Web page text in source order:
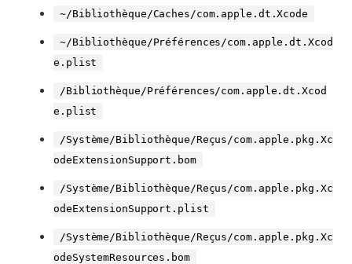
~/Bibliothèque/Caches/com.apple.dt.Xcode
~/Bibliothèque/Préférences/com.apple.dt.Xcod
e.plist
/Bibliothèque/Préférences/com.apple.dt.Xcod
e.plist
/Système/Bibliothèque/Reçus/com.apple.pkg.Xc
odeExtensionSupport.bom
/Système/Bibliothèque/Reçus/com.apple.pkg.Xc
odeExtensionSupport.plist
/Système/Bibliothèque/Reçus/com.apple.pkg.Xc
odeSystemResources.bom